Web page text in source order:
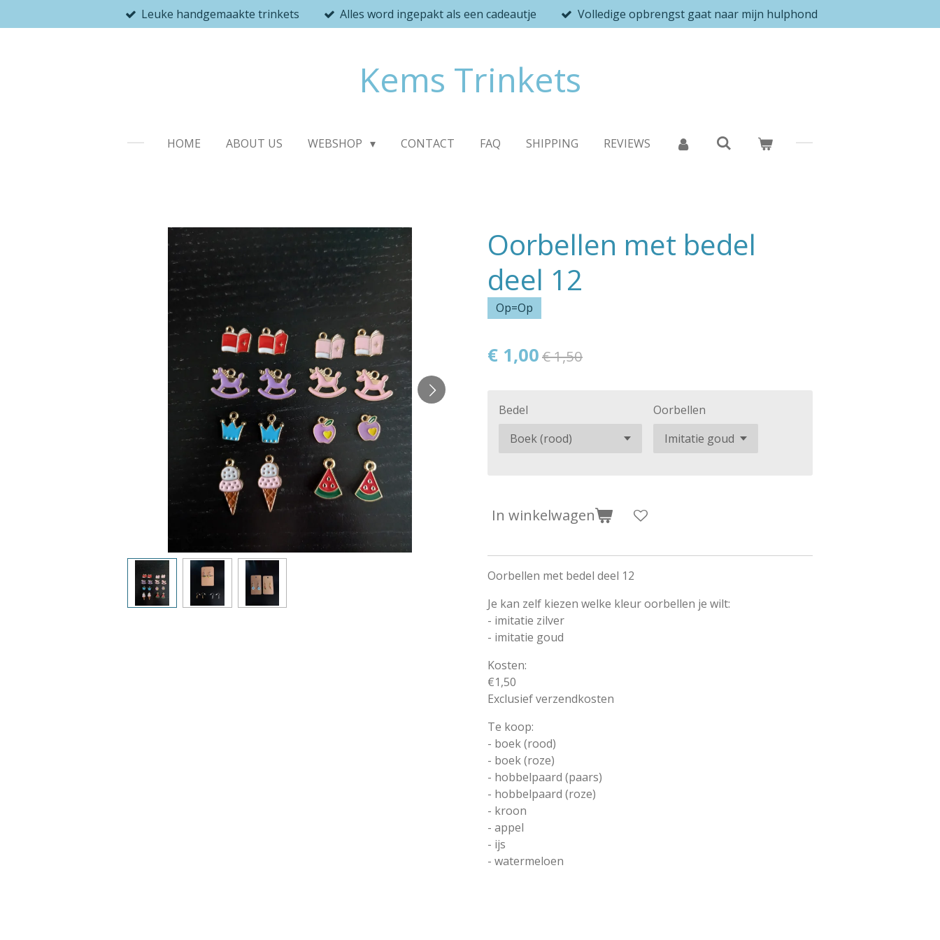
direct
Leuke handgemaakte trinkets Alles word ingepakt als een cadeautje Volledige opbrengst gaat naar mijn hulphond
Kems Trinkets
HOME ABOUT US WEBSHOP CONTACT FAQ SHIPPING REVIEWS
Oorbellen met bedel
deel 12
Op=Op
€ 1,00€ 1,50
Bedel Oorbellen
In winkelwagen
Oorbellen met bedel deel 12
Je kan zelf kiezen welke kleur oorbellen je wilt:
- imitatie zilver
- imitatie goud
Kosten:
€1,50
Exclusief verzendkosten
Te koop:
- boek (rood)
- boek (roze)
- hobbelpaard (paars)
- hobbelpaard (roze)
- kroon
- appel
- ijs
- watermeloen